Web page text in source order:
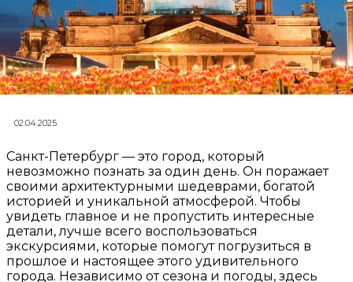
02.04.2025
Санкт-Петербург — это город, который
невозможно познать за один день. Он поражает
своими архитектурными шедеврами, богатой
историей и уникальной атмосферой. Чтобы
увидеть главное и не пропустить интересные
детали, лучше всего воспользоваться
экскурсиями, которые помогут погрузиться в
прошлое и настоящее этого удивительного
города. Независимо от сезона и погоды, здесь